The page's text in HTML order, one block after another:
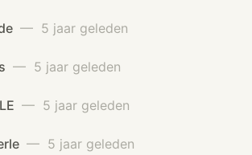
— 5 jaar geleden
— 5 jaar geleden
— 5 jaar geleden
— 5 jaar geleden